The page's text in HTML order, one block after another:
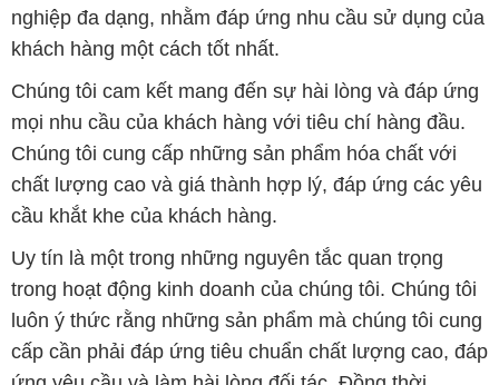
nghiệp đa dạng, nhằm đáp ứng nhu cầu sử dụng của
khách hàng một cách tốt nhất.
Chúng tôi cam kết mang đến sự hài lòng và đáp ứng
mọi nhu cầu của khách hàng với tiêu chí hàng đầu.
Chúng tôi cung cấp những sản phẩm hóa chất với
chất lượng cao và giá thành hợp lý, đáp ứng các yêu
cầu khắt khe của khách hàng.
Uy tín là một trong những nguyên tắc quan trọng
trong hoạt động kinh doanh của chúng tôi. Chúng tôi
luôn ý thức rằng những sản phẩm mà chúng tôi cung
cấp cần phải đáp ứng tiêu chuẩn chất lượng cao, đáp